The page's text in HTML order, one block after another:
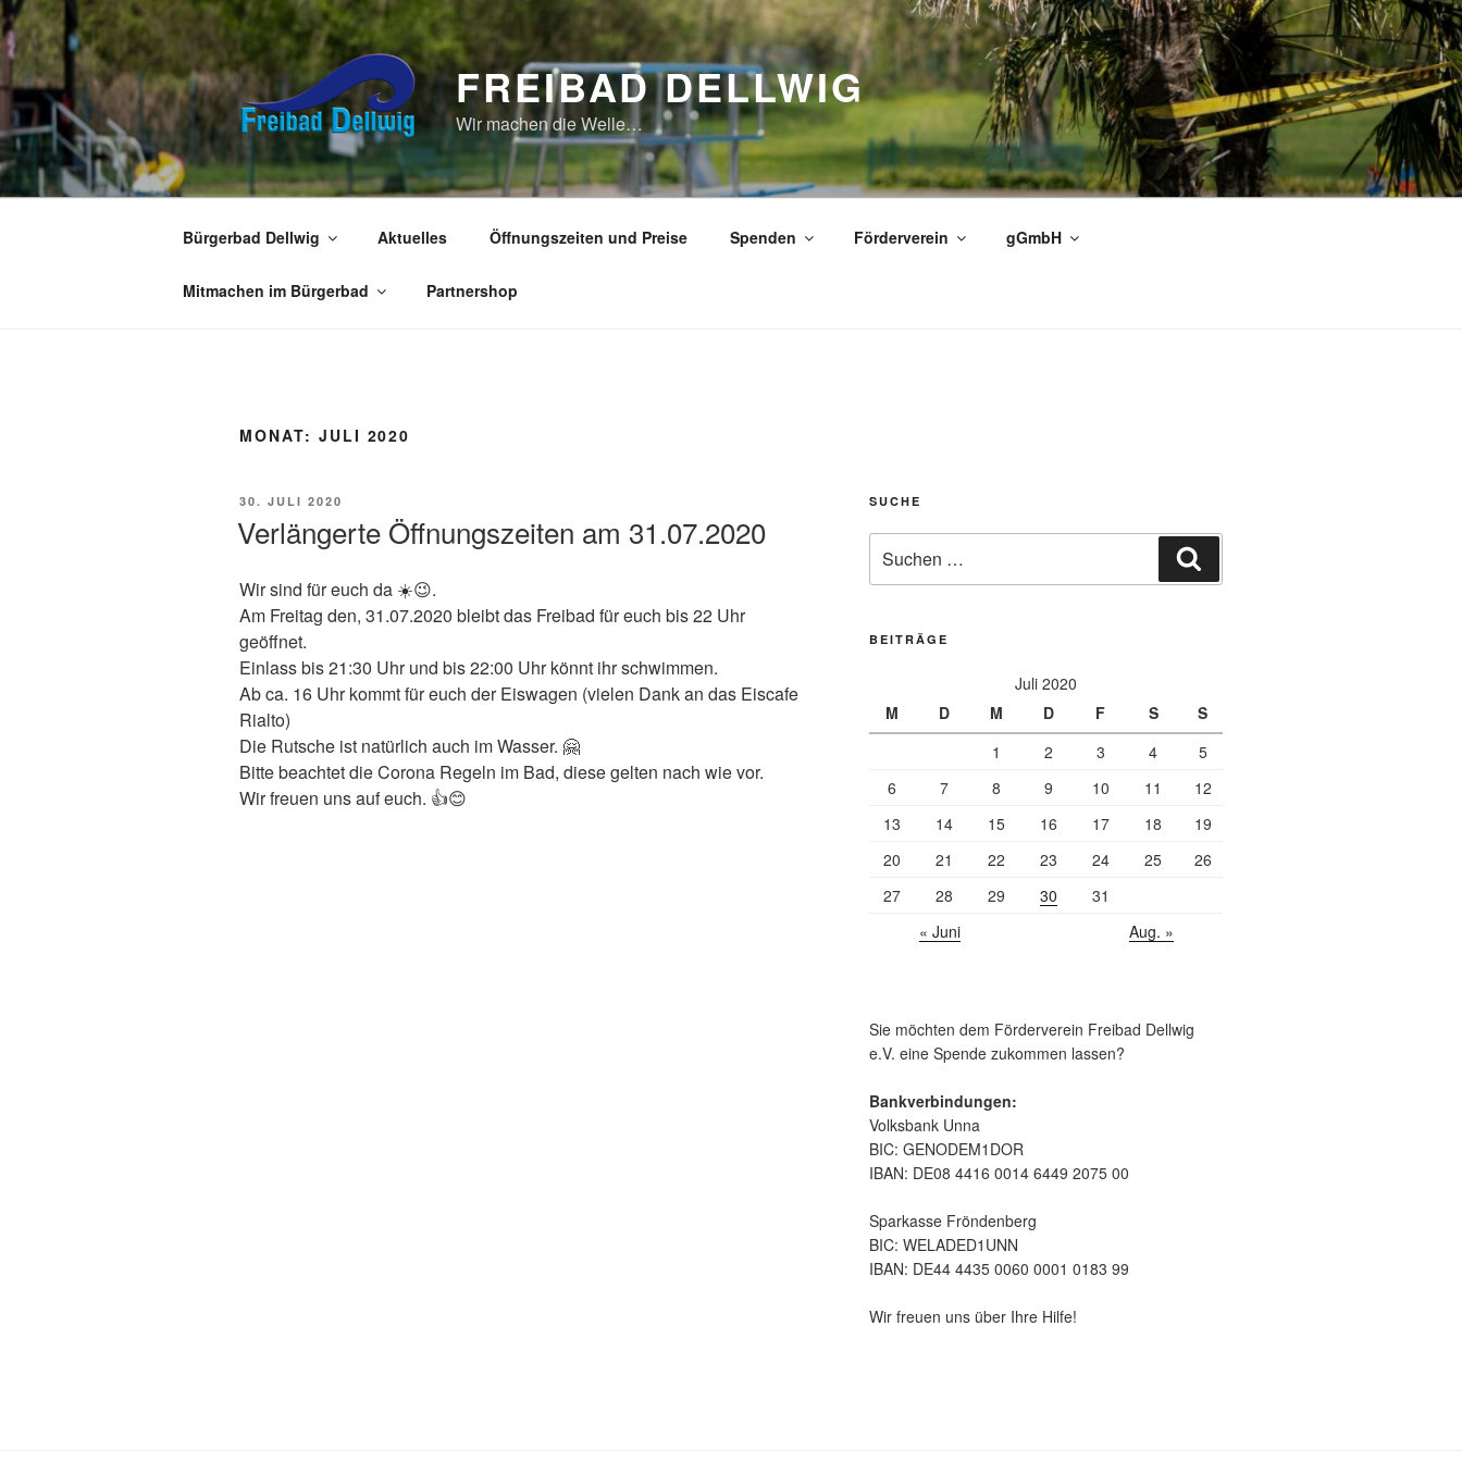
Zum
Inhalt
springen
FREIBAD DELLWIG
Wir machen die Welle…
Bürgerbad Dellwig Aktuelles Öffnungszeiten und Preise Spenden Förderverein gGmbH
Mitmachen im Bürgerbad Partnershop
MONAT: JULI 2020
VERÖFFENTLICHT
30. JULI 2020
Verlängerte Öffnungszeiten am 31.07.2020
Wir sind für euch da ☀️😉.
Am Freitag den, 31.07.2020 bleibt das Freibad für euch bis 22 Uhr
geöffnet.
Einlass bis 21:30 Uhr und bis 22:00 Uhr könnt ihr schwimmen.
Ab ca. 16 Uhr kommt für euch der Eiswagen (vielen Dank an das Eiscafe
Rialto)
Die Rutsche ist natürlich auch im Wasser. 🤗
Bitte beachtet die Corona Regeln im Bad, diese gelten nach wie vor.
Wir freuen uns auf euch. 👍😊
SUCHE
nach:
BEITRÄGE
Juli 2020
M
D M D F S
S
1
2 3 4
5
6
7 8 9 10 11
12
13
14 15 16 17 18
19
20
21 22 23 24 25
26
27
28 29 30
31
« Juni
Aug. »
Sie möchten dem Förderverein Freibad Dellwig
e.V. eine Spende zukommen lassen?
Bankverbindungen:
Volksbank Unna
BIC: GENODEM1DOR
IBAN: DE08 4416 0014 6449 2075 00
Sparkasse Fröndenberg
BIC: WELADED1UNN
IBAN: DE44 4435 0060 0001 0183 99
Wir freuen uns über Ihre Hilfe!